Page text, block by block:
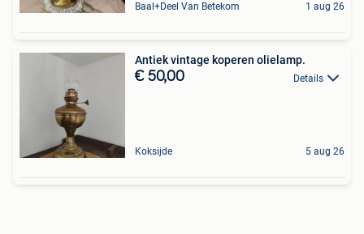
Baal+Deel Van Betekom 1 aug 26
Antiek vintage koperen olielamp.
€ 50,00 Details
Koksijde 5 aug 26